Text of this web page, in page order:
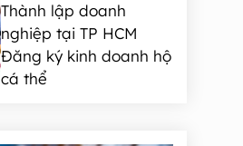
Thành lập doanh
nghiệp tại TP HCM
Đăng ký kinh doanh hộ
cá thể